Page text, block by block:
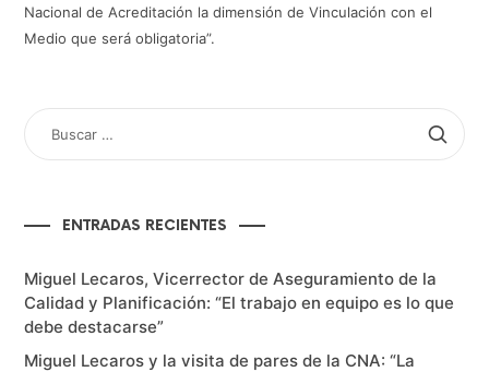
Nacional de Acreditación la dimensión de Vinculación con el
Medio que será obligatoria”.
BUSCAR
POR:
ENTRADAS RECIENTES
Miguel Lecaros, Vicerrector de Aseguramiento de la
Calidad y Planificación: “El trabajo en equipo es lo que
debe destacarse”
Miguel Lecaros y la visita de pares de la CNA: “La